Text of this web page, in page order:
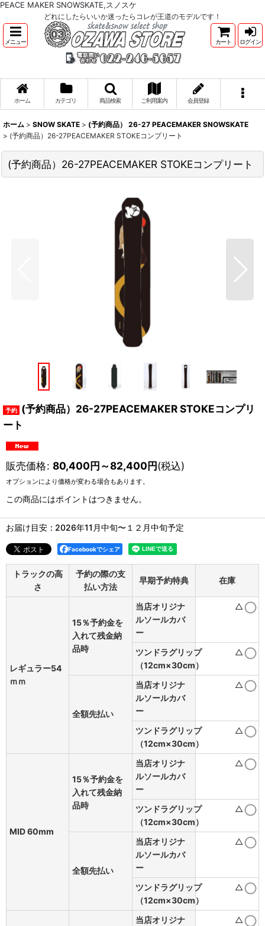
PEACE MAKER SNOWSKATE,スノスケ
どれにしたらいいか迷ったらコレが王道のモデルです！
メニュー カート ログイン
ホーム カテゴリ 商品検索 ご利用案内 会員登録
ホーム > SNOW SKATE > (予約商品） 26-27 PEACEMAKER SNOWSKATE
> (予約商品）26-27PEACEMAKER STOKEコンプリート
(予約商品）26-27PEACEMAKER STOKEコンプリート
(予約商品）26-27PEACEMAKER STOKEコンプリ
ート
販売価格: 80,400円～82,400円(税込)
オプションにより価格が変わる場合もあります。
この商品にはポイントはつきません。
お届け目安 : 2026年11月中旬〜１２月中旬予定
Facebookでシェア
トラックの高
さ
予約の際の支
払い方法
早期予約特典 在庫
レギュラー54
ｍｍ
15％予約金を
入れて残金納
品時
当店オリジナ
ルソールカバ
ー
△
ツンドラグリップ
（12cm×30cm）
△
全額先払い
当店オリジナ
ルソールカバ
ー
△
ツンドラグリップ
（12cm×30cm）
△
MID 60mm
15％予約金を
入れて残金納
品時
当店オリジナ
ルソールカバ
ー
△
ツンドラグリップ
（12cm×30cm）
△
全額先払い
当店オリジナ
ルソールカバ
ー
△
ツンドラグリップ
（12cm×30cm）
△
当店オリジナ
△